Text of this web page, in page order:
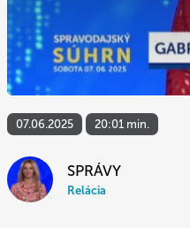
07.06.2025 20:01 min.
SPRÁVY
Relácia